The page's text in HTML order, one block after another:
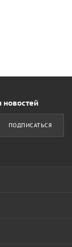
новостей
ПОДПИСАТЬСЯ